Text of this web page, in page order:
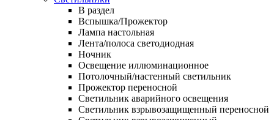
В раздел
Вспышка/Прожектор
Лампа настольная
Лента/полоса светодиодная
Ночник
Освещение иллюминационное
Потолочный/настенный светильник
Прожектор переносной
Светильник аварийного освещения
Светильник взрывозащищенный переносной